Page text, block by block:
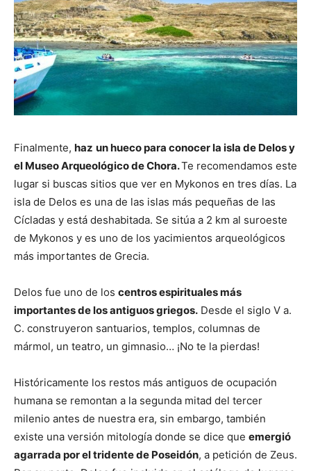
Finalmente, haz un hueco para conocer la isla de Delos y
el Museo Arqueológico de Chora.Te recomendamos este
lugar si buscas sitios que ver en Mykonos en tres días. La
isla de Delos es una de las islas más pequeñas de las
Cícladas y está deshabitada. Se sitúa a 2 km al suroeste
de Mykonos y es uno de los yacimientos arqueológicos
más importantes de Grecia.
Delos fue uno de los centros espirituales más
importantes de los antiguos griegos. Desde el siglo V a.
C. construyeron santuarios, templos, columnas de
mármol, un teatro, un gimnasio… ¡No te la pierdas!
Históricamente los restos más antiguos de ocupación
humana se remontan a la segunda mitad del tercer
milenio antes de nuestra era, sin embargo, también
existe una versión mitología donde se dice que emergió
agarrada por el tridente de Poseidón, a petición de Zeus.